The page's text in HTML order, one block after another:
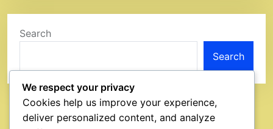
Search
Search
We respect your privacy
Cookies help us improve your experience,
deliver personalized content, and analyze